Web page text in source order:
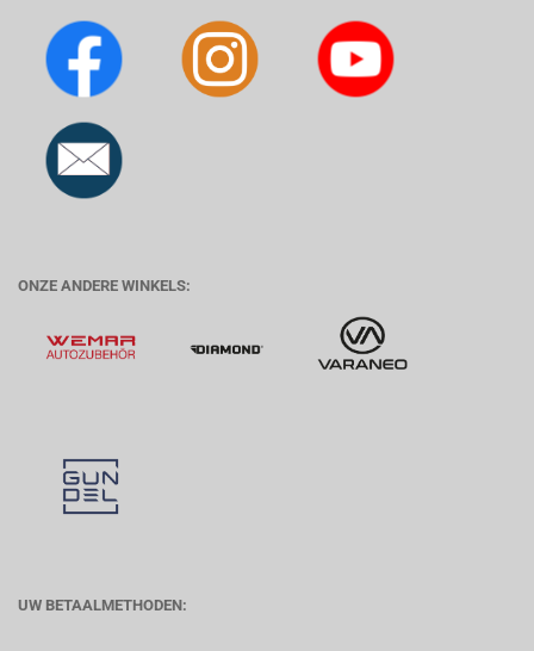
ONZE ANDERE WINKELS:
UW BETAALMETHODEN: